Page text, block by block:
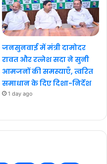
जनसुनवाई में मंत्री दामोदर
रावत और रत्नेश सदा ने सुनी
आमजनों की समस्याएँ, त्वरित
समाधान के दिए दिशा-निर्देश
1 day ago